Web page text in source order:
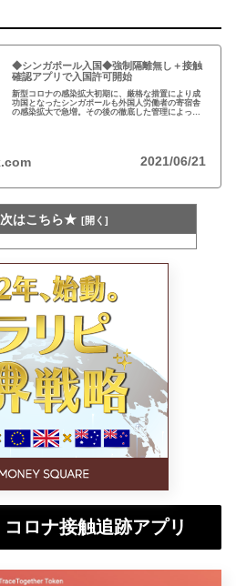
◆シンガポール入国◆強制隔離無し＋接触
確認アプリで入国許可開始
新型コロナの感染拡大初期に、厳格な措置により成
功国となったシンガポールも外国人労働者の寄宿舎
の感染拡大で急増。その後の徹底した管理によっ
2021/06/21
はこちら★
ロナ接触追跡アプリ